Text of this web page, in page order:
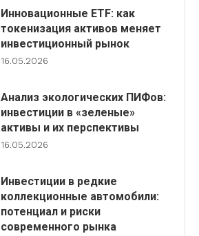
Инновационные ETF: как
токенизация активов меняет
инвестиционный рынок
16.05.2026
Анализ экологических ПИФов:
инвестиции в «зеленые»
активы и их перспективы
16.05.2026
Инвестиции в редкие
коллекционные автомобили:
потенциал и риски
современного рынка